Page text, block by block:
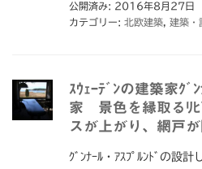
公開済み: 2016年8月27日
カテゴリー: 北欧建築 建築・
ｽｳｪｰﾃﾞﾝの建築家ｸ
家 景色を縁取るﾘ
スが上がり、網戸
ｸﾞﾝﾅｰﾙ・ｱｽﾌﾟﾙﾝﾄﾞの設